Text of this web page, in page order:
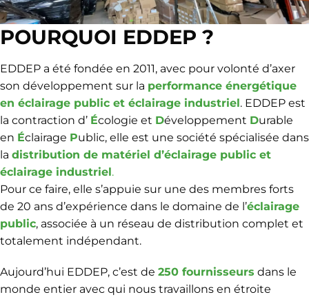
POURQUOI EDDEP ?
EDDEP a été fondée en 2011, avec pour volonté d’axer
son développement sur la performance énergétique
en éclairage public et éclairage industriel. EDDEP est
la contraction d’ Écologie et Développement Durable
en Éclairage Public, elle est une société spécialisée dans
la distribution de matériel d’éclairage public et
éclairage industriel.
Pour ce faire, elle s’appuie sur une des membres forts
de 20 ans d’expérience dans le domaine de l’éclairage
public, associée à un réseau de distribution complet et
totalement indépendant.
Aujourd’hui EDDEP, c’est de 250 fournisseurs dans le
monde entier avec qui nous travaillons en étroite